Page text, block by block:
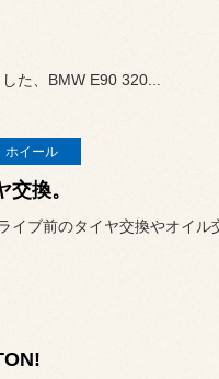
た、BMW E90 320...
ホイール
交換。